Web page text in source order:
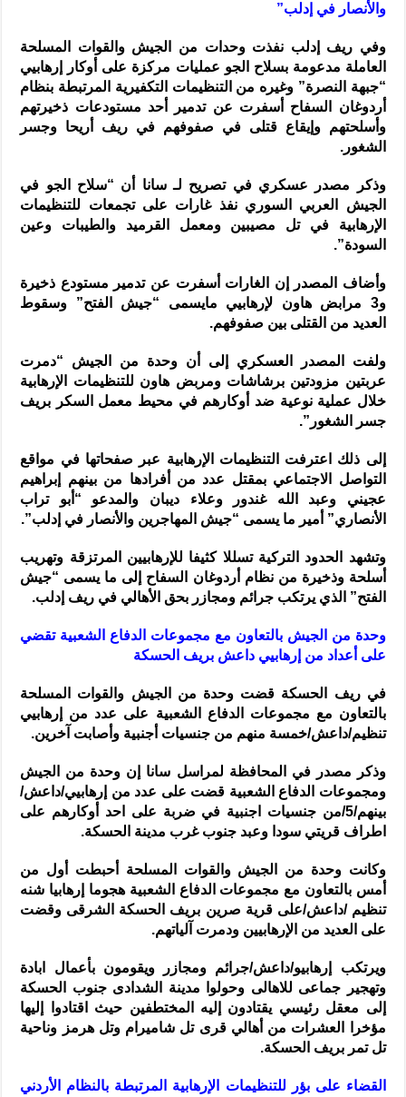
والأنصار في إدلب”
وفي ريف إدلب نفذت وحدات من الجيش والقوات المسلحة
العاملة مدعومة بسلاح الجو عمليات مركزة على أوكار إرهابيي
“جبهة النصرة” وغيره من التنظيمات التكفيرية المرتبطة بنظام
أردوغان السفاح أسفرت عن تدمير أحد مستودعات ذخيرتهم
وأسلحتهم وإيقاع قتلى في صفوفهم في ريف أريحا وجسر
الشغور.
وذكر مصدر عسكري في تصريح لـ سانا أن “سلاح الجو في
الجيش العربي السوري نفذ غارات على تجمعات للتنظيمات
الإرهابية في تل مصيبين ومعمل القرميد والطيبات وعين
السودة”.
وأضاف المصدر إن الغارات أسفرت عن تدمير مستودع ذخيرة
و3 مرابض هاون لإرهابيي مايسمى “جيش الفتح” وسقوط
العديد من القتلى بين صفوفهم.
ولفت المصدر العسكري إلى أن وحدة من الجيش “دمرت
عربتين مزودتين برشاشات ومربض هاون للتنظيمات الإرهابية
خلال عملية نوعية ضد أوكارهم في محيط معمل السكر بريف
جسر الشغور”.
إلى ذلك اعترفت التنظيمات الإرهابية عبر صفحاتها في مواقع
التواصل الاجتماعي بمقتل عدد من أفرادها من بينهم إبراهيم
عجيني وعبد الله غندور وعلاء ديبان والمدعو “أبو تراب
الأنصاري” أمير ما يسمى “جيش المهاجرين والأنصار في إدلب”.
وتشهد الحدود التركية تسللا كثيفا للإرهابيين المرتزقة وتهريب
أسلحة وذخيرة من نظام أردوغان السفاح إلى ما يسمى “جيش
الفتح” الذي يرتكب جرائم ومجازر بحق الأهالي في ريف إدلب.
وحدة من الجيش بالتعاون مع مجموعات الدفاع الشعبية تقضي
على أعداد من إرهابيي داعش بريف الحسكة
في ريف الحسكة قضت وحدة من الجيش والقوات المسلحة
بالتعاون مع مجموعات الدفاع الشعبية على عدد من إرهابيي
تنظيم/داعش/خمسة منهم من جنسيات أجنبية وأصابت آخرين.
وذكر مصدر في المحافظة لمراسل سانا إن وحدة من الجيش
ومجموعات الدفاع الشعبية قضت على عدد من إرهابيي/داعش/
بينهم/5/من جنسيات اجنبية في ضربة على احد أوكارهم على
اطراف قريتي سودا وعبد جنوب غرب مدينة الحسكة.
وكانت وحدة من الجيش والقوات المسلحة أحبطت أول من
أمس بالتعاون مع مجموعات الدفاع الشعبية هجوما إرهابيا شنه
تنظيم /داعش/على قرية صرين بريف الحسكة الشرقى وقضت
على العديد من الإرهابيين ودمرت آلياتهم.
ويرتكب إرهابيو/داعش/جرائم ومجازر ويقومون بأعمال ابادة
وتهجير جماعى للاهالى وحولوا مدينة الشدادى جنوب الحسكة
إلى معقل رئيسي يقتادون إليه المختطفين حيث اقتادوا إليها
مؤخرا العشرات من أهالي قرى تل شاميرام وتل هرمز وناحية
تل تمر بريف الحسكة.
القضاء على بؤر للتنظيمات الإرهابية المرتبطة بالنظام الأردني